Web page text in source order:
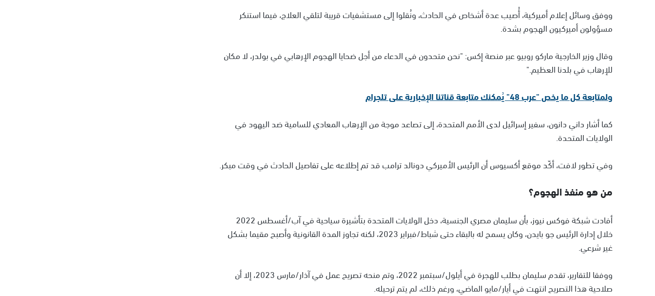
ووفق وسائل إعلام أميركية، أُصيب عدة أشخاص في الحادث، ونُقلوا إلى مستشفيات قريبة لتلقي العلاج، فيما استنكر
مسؤولون أميركيون الهجوم بشدة.
وقال وزير الخارجية ماركو روبيو عبر منصة إكس: "نحن متحدون في الدعاء من أجل ضحايا الهجوم الإرهابي في بولدر، لا مكان
للإرهاب في بلدنا العظيم."
ولمتابعة كل ما يخص "عرب 48" يُمكنك متابعة قناتنا الإخبارية على تلجرام
كما أشار داني دانون، سفير إسرائيل لدى الأمم المتحدة، إلى تصاعد موجة من الإرهاب المعادي للسامية ضد اليهود في
الولايات المتحدة.
وفي تطور لافت، أكّد موقع أكسيوس أن الرئيس الأميركي دونالد ترامب قد تم إطلاعه على تفاصيل الحادث في وقت مبكر.
من هو منفذ الهجوم؟
أفادت شبكة فوكس نيوز، بأن سليمان مصري الجنسية، دخل الولايات المتحدة بتأشيرة سياحية في آب/أغسطس 2022
خلال إدارة الرئيس جو بايدن، وكان يسمح له بالبقاء حتى شباط/فبراير 2023، لكنه تجاوز المدة القانونية وأصبح مقيما بشكل
غير شرعي.
ووفقا للتقارير، تقدم سليمان بطلب للهجرة في أيلول/سبتمبر 2022، وتم منحه تصريح عمل في آذار/مارس 2023، إلا أن
صلاحية هذا التصريح انتهت في أيار/مايو الماضي، ورغم ذلك، لم يتم ترحيله.